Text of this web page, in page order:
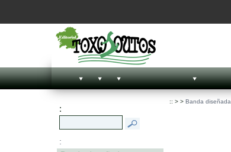
:
:
:: > > Banda diseñada